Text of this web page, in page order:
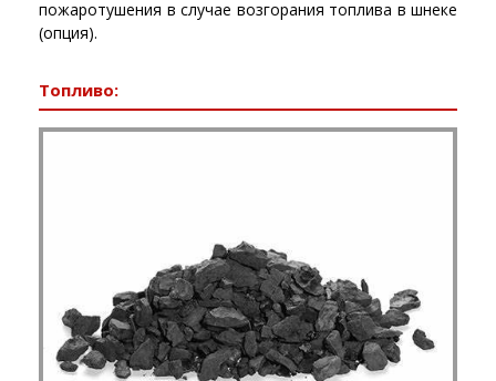
пожаротушения в случае возгорания топлива в шнеке
(опция).
Топливо: